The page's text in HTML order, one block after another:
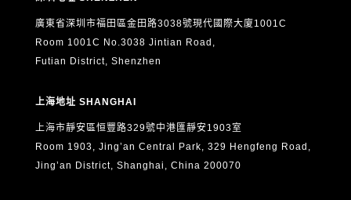
廣東省深圳市福田區金田路3038號現代國際大廈1001C
Room 1001C No.3038 Jintian Road,
Futian District, Shenzhen
上海地址 SHANGHAI
上海市靜安區恒豐路329號中港匯靜安1903室
Room 1903, Jing’an Central Park, 329 Hengfeng Road,
Jing’an District, Shanghai, China 200070